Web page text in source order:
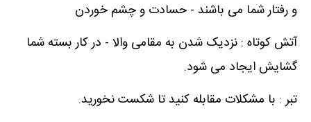
و رفتار شما می باشند - حسادت و چشم خوردن
آتش کوتاه : نزدیک شدن به مقامی والا - در کار بسته شما
گشایش ایجاد می شود.
تبر : با مشکلات مقابله کنید تا شکست نخورید.